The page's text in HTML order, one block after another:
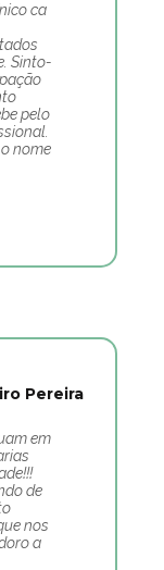
ca
Sinto-
pelo
nome
Pereira
em
de
nos
a